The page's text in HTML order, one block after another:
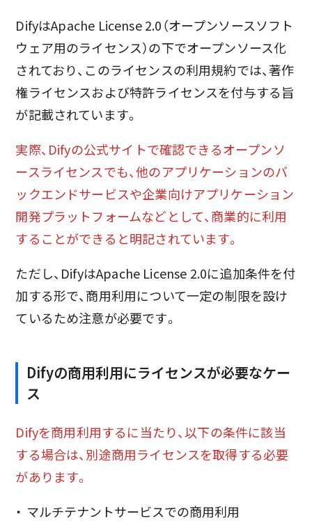
DifyはApache License 2.0（オープンソースソフト
ウェア用のライセンス）の下でオープンソース化
されており、このライセンスの利用規約では、著作
権ライセンスおよび特許ライセンスを付与する旨
が記載されています。
実際、Difyの公式サイトで確認できるオープンソ
ースライセンスでも、他のアプリケーションのバ
ックエンドサービスや企業向けアプリケーション
開発プラットフォームなどとして、商業的に利用
することができると明記されています。
ただし、DifyはApache License 2.0に追加条件を付
加する形で、商用利用について一定の制限を設け
ているため注意が必要です。
Difyの商用利用にライセンスが必要なケー
ス
Difyを商用利用するに当たり、以下の条件に該当
する場合は、別途商用ライセンスを取得する必要
があります。
マルチテナントサービスでの商用利用